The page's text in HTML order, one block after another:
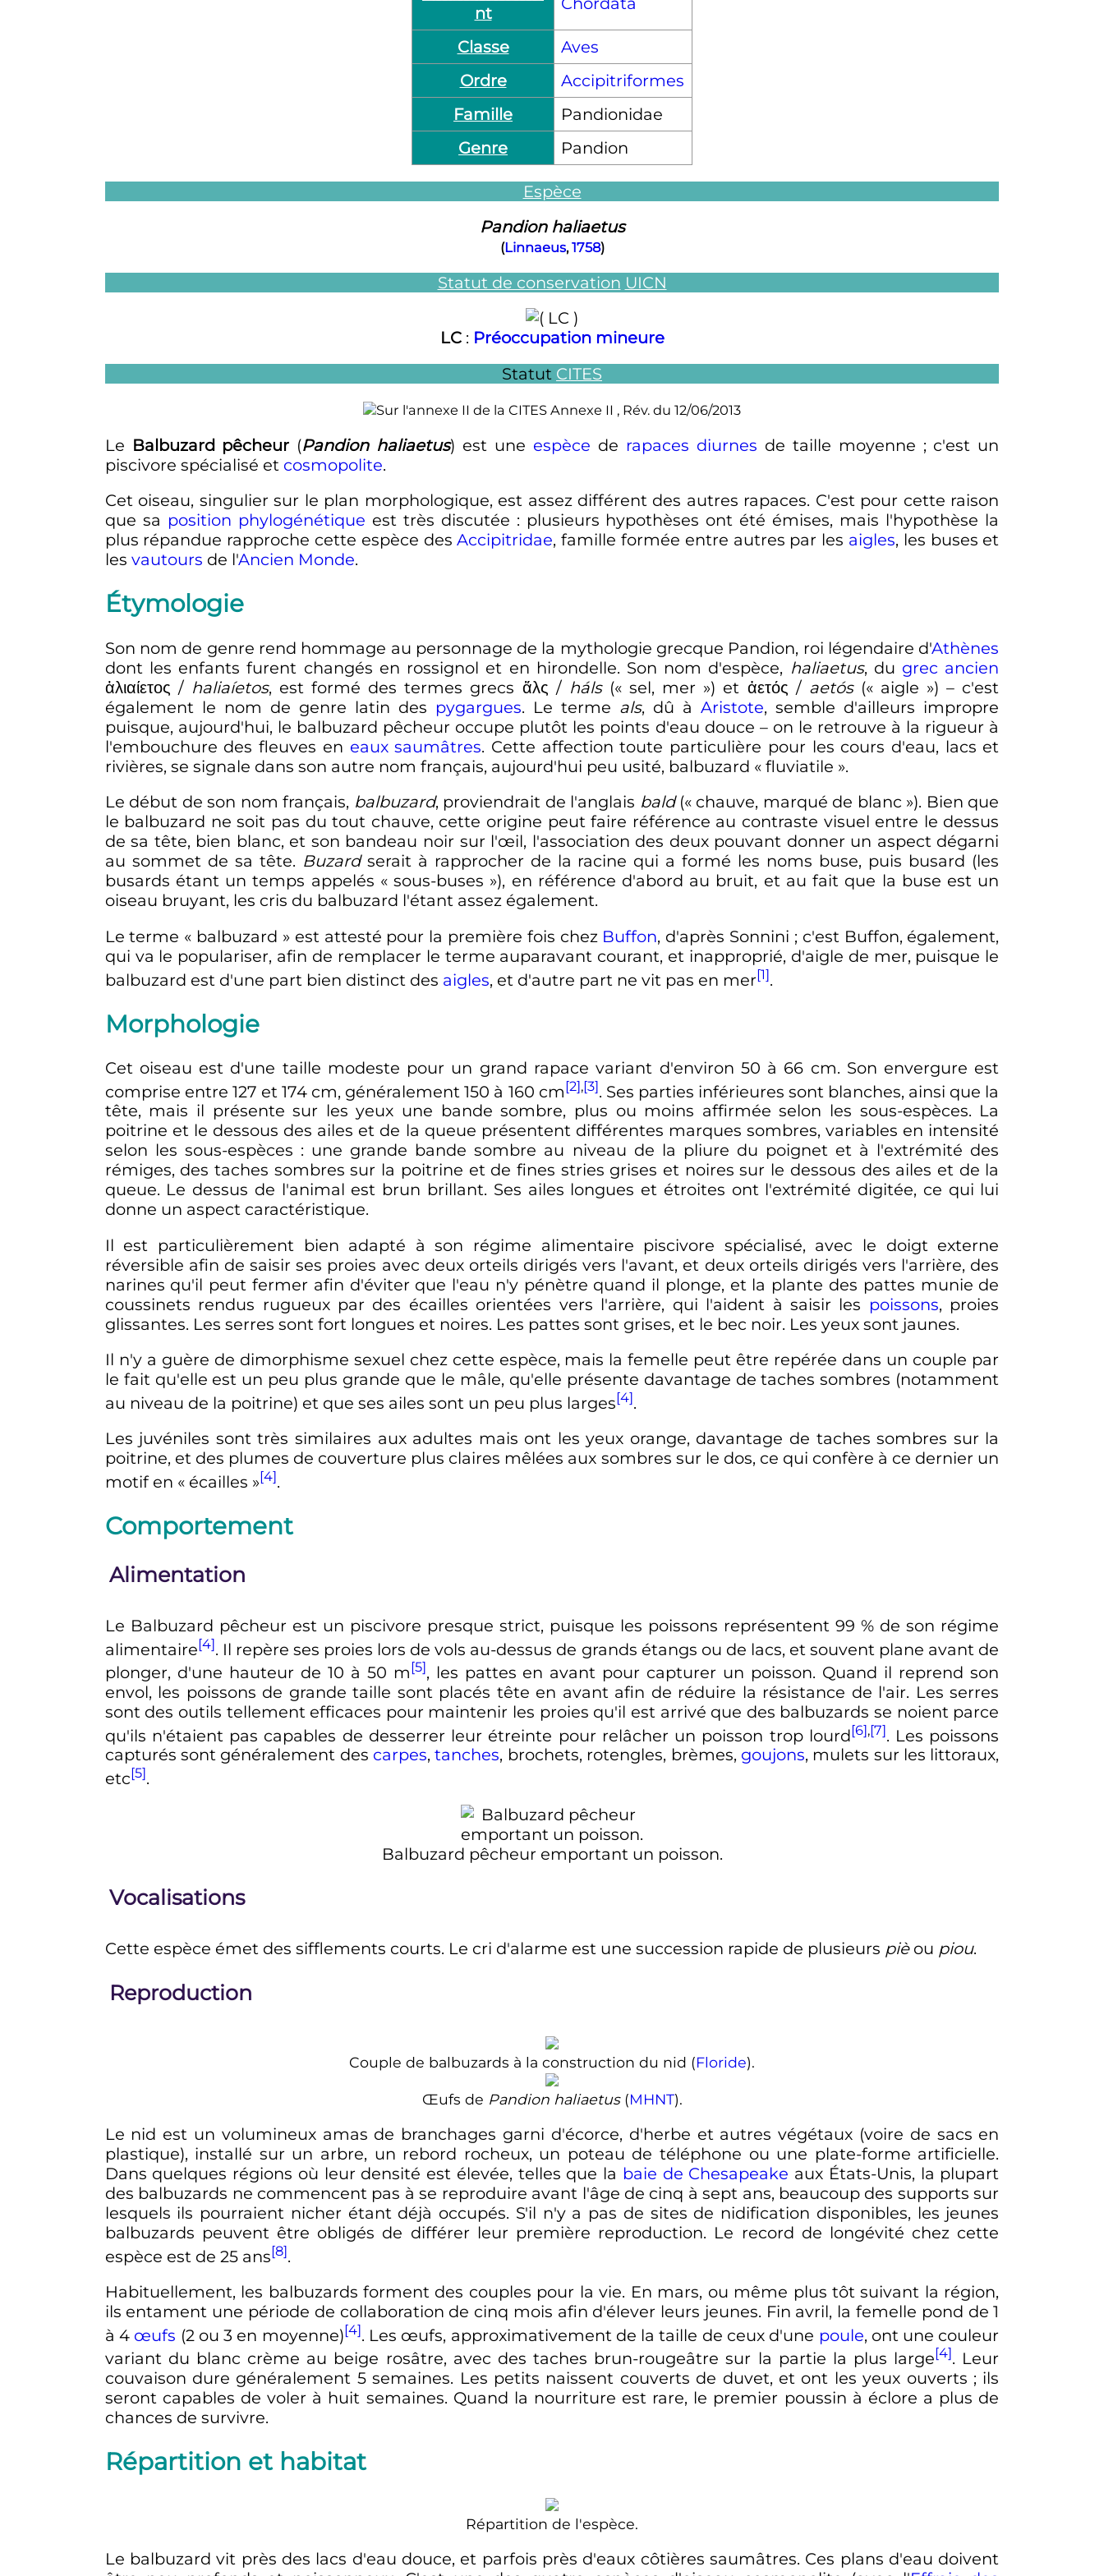
nt
Classe
Aves
Ordre
Accipitriformes
Famille
Pandionidae
Genre
Pandion
Espèce
Pandion haliaetus
(Linnaeus,1758)
Statut de conservation UICN
LC : Préoccupation mineure
Statut CITES
Annexe II , Rév. du 12/06/2013
Le Balbuzard pêcheur (Pandion haliaetus) est une espèce de rapaces diurnes de taille moyenne ; c'est un
piscivore spécialisé et cosmopolite.
Cet oiseau, singulier sur le plan morphologique, est assez différent des autres rapaces. C'est pour cette raison
que sa position phylogénétique est très discutée : plusieurs hypothèses ont été émises, mais l'hypothèse la
plus répandue rapproche cette espèce desAccipitridae, famille formée entre autres par les aigles, les buses et
les vautours de l'Ancien Monde.
Étymologie
Son nom de genre rend hommage au personnage de la mythologie grecque Pandion, roi légendaire d'Athènes
dont les enfants furent changés en rossignol et en hirondelle. Son nom d'espèce, haliaetus, du grec ancien
ἁλιαίετος / haliaíetos, est formé des termes grecs ἅλς / háls(« sel, mer ») et ἀετός / aetós(« aigle ») – c'est
également le nom de genre latin des pygargues. Le terme als, dû àAristote, semble d'ailleurs impropre
puisque, aujourd'hui, le balbuzard pêcheur occupe plutôt les points d'eau douce – on le retrouve à la rigueur à
l'embouchure des fleuves en eaux saumâtres. Cette affection toute particulière pour les cours d'eau, lacs et
rivières, se signale dans son autre nom français, aujourd'hui peu usité, balbuzard « fluviatile ».
Le début de son nom français, balbuzard, proviendrait de l'anglais bald(« chauve, marqué de blanc »). Bien que
le balbuzard ne soit pas du tout chauve, cette origine peut faire référence au contraste visuel entre le dessus
de sa tête, bien blanc, et son bandeau noir sur l'œil, l'association des deux pouvant donner un aspect dégarni
au sommet de sa tête. Buzardserait à rapprocher de la racine qui a formé les noms buse, puis busard (les
busards étant un temps appelés « sous-buses »), en référence d'abord au bruit, et au fait que la buse est un
oiseau bruyant, les cris du balbuzard l'étant assez également.
Le terme « balbuzard » est attesté pour la première fois chez Buffon, d'après Sonnini ; c'est Buffon, également,
qui va le populariser, afin de remplacer le terme auparavant courant, et inapproprié, d'aigle de mer, puisque le
balbuzard est d'une part bien distinct des aigles, et d'autre part ne vit pas en mer[1].
Morphologie
Cet oiseau est d'une taille modeste pour un grand rapace variant d'environ 50 à 66 cm. Son envergure est
comprise entre 127 et174 cm, généralement 150 à 160 cm[2],[3]. Ses parties inférieures sont blanches, ainsi que la
tête, mais il présente sur les yeux une bande sombre, plus ou moins affirmée selon les sous-espèces. La
poitrine et le dessous des ailes et de la queue présentent différentes marques sombres, variables en intensité
selon les sous-espèces : une grande bande sombre au niveau de la pliure du poignet et à l'extrémité des
rémiges, des taches sombres sur la poitrine et de fines stries grises et noires sur le dessous des ailes et de la
queue. Le dessus de l'animal est brun brillant. Ses ailes longues et étroites ont l'extrémité digitée, ce qui lui
donne un aspect caractéristique.
Il est particulièrement bien adapté à son régime alimentaire piscivore spécialisé, avec le doigt externe
réversible afin de saisir ses proies avec deux orteils dirigés vers l'avant, et deux orteils dirigés vers l'arrière, des
narines qu'il peut fermer afin d'éviter que l'eau n'y pénètre quand il plonge, et la plante des pattes munie de
coussinets rendus rugueux par des écailles orientées vers l'arrière, qui l'aident à saisir les poissons, proies
glissantes. Les serres sont fort longues et noires. Les pattes sont grises, et le bec noir. Les yeux sont jaunes.
Il n'y a guère de dimorphisme sexuel chez cette espèce, mais la femelle peut être repérée dans un couple par
le fait qu'elle est un peu plus grande que le mâle, qu'elle présente davantage de taches sombres (notamment
au niveau de la poitrine) et que ses ailes sont un peu plus larges[4].
Les juvéniles sont très similaires aux adultes mais ont les yeux orange, davantage de taches sombres sur la
poitrine, et des plumes de couverture plus claires mêlées aux sombres sur le dos, ce qui confère à ce dernier un
motif en « écailles »[4].
Comportement
Alimentation
Le Balbuzard pêcheur est un piscivore presque strict, puisque les poissons représentent 99 % de son régime
alimentaire[4]. Il repère ses proies lors de vols au-dessus de grands étangs ou de lacs, et souvent plane avant de
plonger, d'une hauteur de 10 à 50 m[5], les pattes en avant pour capturer un poisson. Quand il reprend son
envol, les poissons de grande taille sont placés tête en avant afin de réduire la résistance de l'air. Les serres
sont des outils tellement efficaces pour maintenir les proies qu'il est arrivé que des balbuzards se noient parce
qu'ils n'étaient pas capables de desserrer leur étreinte pour relâcher un poisson trop lourd[6],[7]. Les poissons
capturés sont généralement des carpes,tanches, brochets, rotengles, brèmes, goujons, mulets sur les littoraux,
etc[5].
Balbuzard pêcheur emportant un poisson.
Vocalisations
Cette espèce émet des sifflements courts. Le cri d'alarme est une succession rapide de plusieurs pièou piou.
Reproduction
Couple de balbuzards à la construction du nid (Floride).
Œufs de Pandion haliaetus(MHNT).
Le nid est un volumineux amas de branchages garni d'écorce, d'herbe et autres végétaux (voire de sacs en
plastique), installé sur un arbre, un rebord rocheux, un poteau de téléphone ou une plate-forme artificielle.
Dans quelques régions où leur densité est élevée, telles que la baie de Chesapeake aux États-Unis, la plupart
des balbuzards ne commencent pas à se reproduire avant l'âge de cinq à sept ans, beaucoup des supports sur
lesquels ils pourraient nicher étant déjà occupés. S'il n'y a pas de sites de nidification disponibles, les jeunes
balbuzards peuvent être obligés de différer leur première reproduction. Le record de longévité chez cette
espèce est de 25 ans[8].
Habituellement, les balbuzards forment des couples pour la vie. En mars, ou même plus tôt suivant la région,
ils entament une période de collaboration de cinq mois afin d'élever leurs jeunes. Fin avril, la femelle pond de 1
à 4 œufs (2 ou 3 en moyenne)[4]. Les œufs, approximativement de la taille de ceux d'une poule, ont une couleur
variant du blanc crème au beige rosâtre, avec des taches brun-rougeâtre sur la partie la plus large[4]. Leur
couvaison dure généralement 5 semaines. Les petits naissent couverts de duvet, et ont les yeux ouverts ; ils
seront capables de voler à huit semaines. Quand la nourriture est rare, le premier poussin à éclore a plus de
chances de survivre.
Répartition et habitat
Répartition de l'espèce.
Le balbuzard vit près des lacs d'eau douce, et parfois près d'eaux côtières saumâtres. Ces plans d'eau doivent